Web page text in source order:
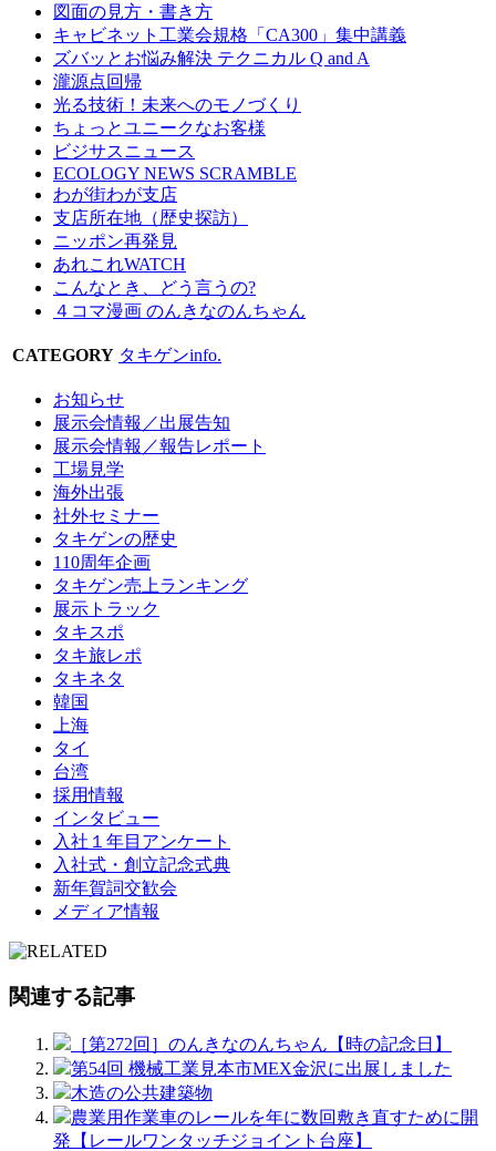
図面の見方・書き方
キャビネット工業会規格「CA300」集中講義
ズバッとお悩み解決 テクニカル Q and A
瀧源点回帰
光る技術！未来へのモノづくり
ちょっとユニークなお客様
ビジサスニュース
ECOLOGY NEWS SCRAMBLE
わが街わが支店
支店所在地（歴史探訪）
ニッポン再発見
あれこれWATCH
こんなとき、どう言うの?
４コマ漫画 のんきなのんちゃん
CATEGORY タキゲンinfo.
お知らせ
展示会情報／出展告知
展示会情報／報告レポート
工場見学
海外出張
社外セミナー
タキゲンの歴史
110周年企画
タキゲン売上ランキング
展示トラック
タキスポ
タキ旅レポ
タキネタ
韓国
上海
タイ
台湾
採用情報
インタビュー
入社１年目アンケート
入社式・創立記念式典
新年賀詞交歓会
メディア情報
関連する記事
［第272回］のんきなのんちゃん【時の記念日】
第54回 機械工業見本市MEX金沢に出展しました
木造の公共建築物
農業用作業車のレールを年に数回敷き直すために開
発【レールワンタッチジョイント台座】